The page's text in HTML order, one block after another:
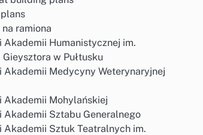
ramiona
Akademii Humanistycznej im.
w Pułtusku
Akademii Medycyny Weterynaryjnej
Akademii Mohylańskiej
Akademii Sztabu Generalnego
Akademii Sztuk Teatralnych im.